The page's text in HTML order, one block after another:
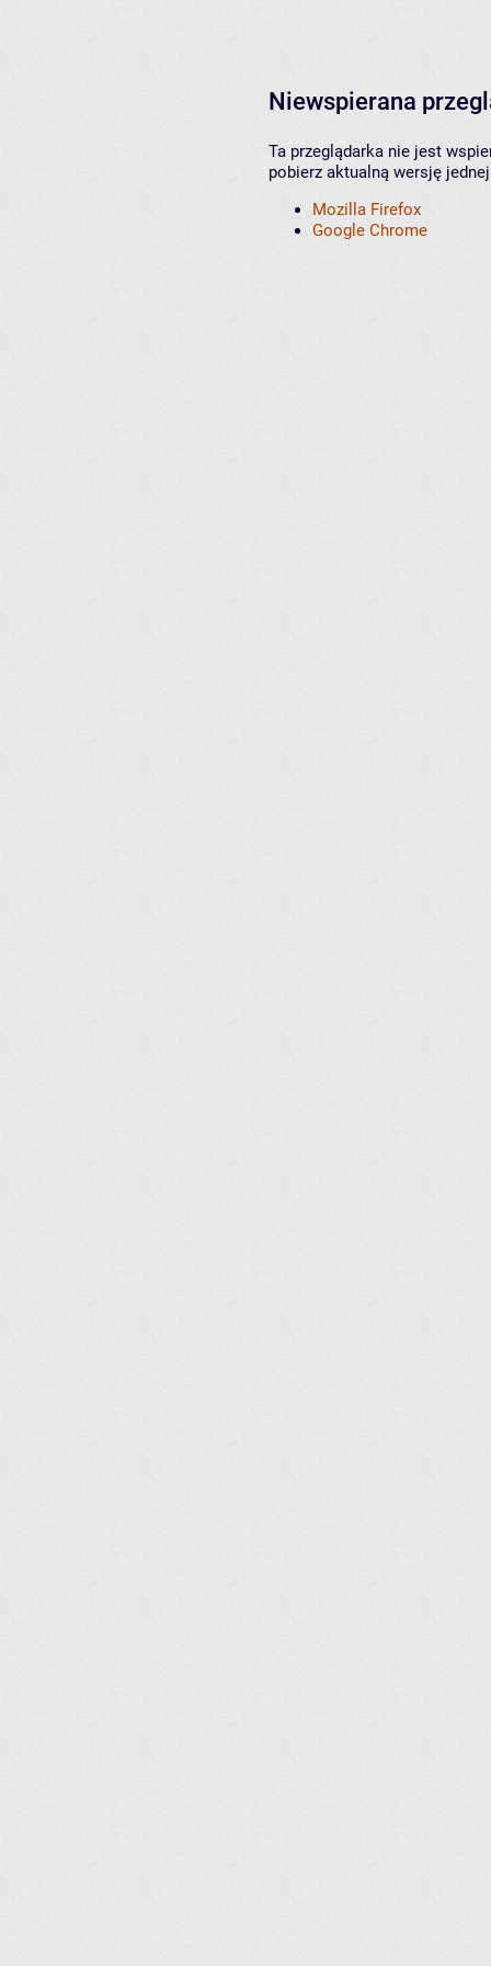
Niewspierana
Ta przeglądarka nie jest
pobierz aktualną wersję
Mozilla Firefox
Google Chrome